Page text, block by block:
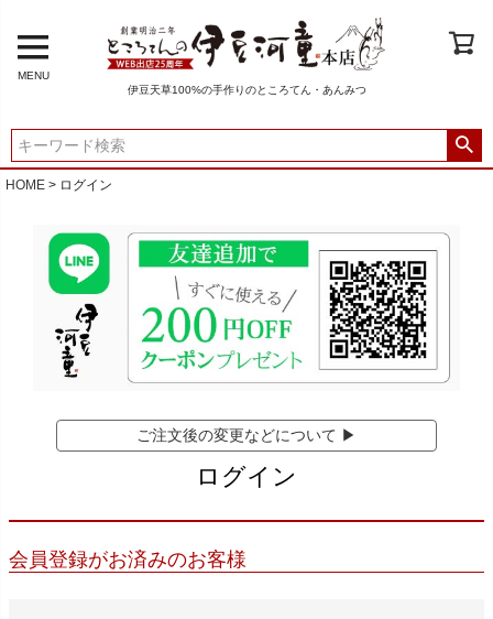
MENU
伊豆天草100%の手作りのところてん・あんみつ
HOME ログイン
ご注文後の変更などについて ▶
ログイン
会員登録がお済みのお客様